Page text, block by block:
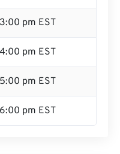
pm EST
pm EST
pm EST
pm EST